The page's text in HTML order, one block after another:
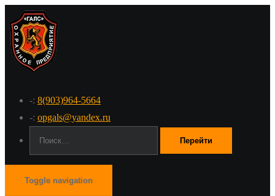
-: 8(903)964-5664
-: opgals@yandex.ru
Toggle navigation